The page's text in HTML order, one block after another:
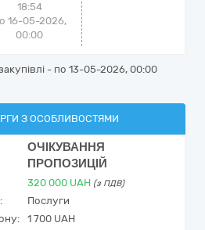
18:54
16-05-2026,
00:00
- по 13-05-2026, 00:00
З ОСОБЛИВОСТЯМИ
ОЧІКУВАННЯ
ПРОПОЗИЦІЙ
320 000 UAH (з ПДВ)
Послуги
1 700 UAH